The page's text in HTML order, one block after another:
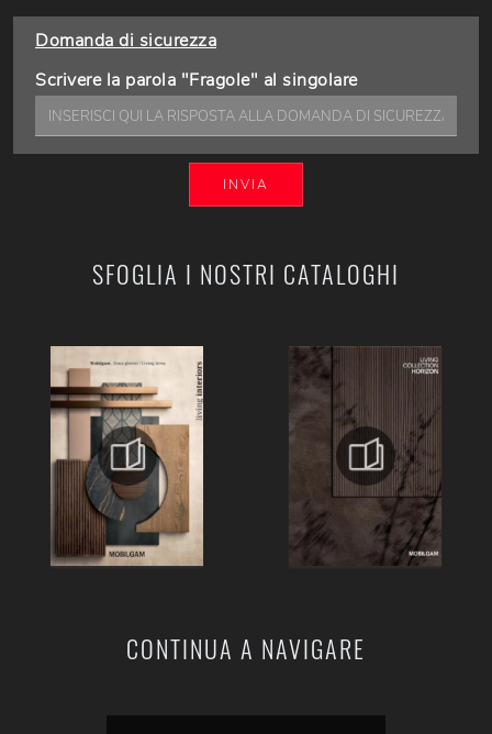
SFOGLIA I NOSTRI CATALOGHI
CONTINUA A NAVIGARE
Domanda di sicurezza
Scrivere la parola "Fragole" al singolare
INVIA